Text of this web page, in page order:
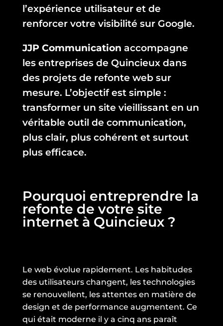
l’expérience utilisateur et de
renforcer votre visibilité sur Google.
JJP Communication accompagne
les entreprises de Quincieux dans
des projets de refonte web sur
mesure. L’objectif est simple :
transformer un site vieillissant en un
véritable outil de communication,
plus clair, plus cohérent et surtout
plus efficace.
Pourquoi entreprendre la
refonte de votre site
internet à Quincieux ?
Le web évolue rapidement. Les habitudes
des utilisateurs changent, les technologies
se renouvellent, les attentes en matière de
design et de performance augmentent. Ce
qui était moderne il y a cinq ans paraît